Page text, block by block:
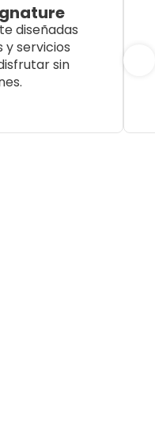
diseñadas
y servicios
sin